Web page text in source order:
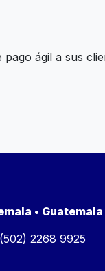
ágil a sus
• Guatemala
2268 9925